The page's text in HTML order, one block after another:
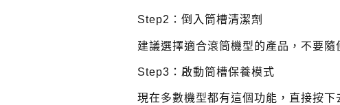
Step2：倒入筒槽清潔劑
建議選擇適合滾筒機型的產品，不要隨
Step3：啟動筒槽保養模式
現在多數機型都有這個功能，直接按下